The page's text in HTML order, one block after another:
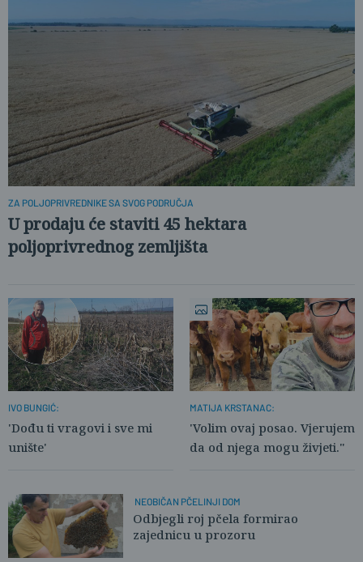
ZA POLJOPRIVREDNIKE SA SVOG PODRUČJA
U prodaju će staviti 45 hektara
poljoprivrednog zemljišta
IVO BUNGIĆ:
'Dođu ti vragovi i sve mi
unište'
MATIJA KRSTANAC:
'Volim ovaj posao. Vjerujem
da od njega mogu živjeti."
NEOBIČAN PČELINJI DOM
Odbjegli roj pčela formirao
zajednicu u prozoru